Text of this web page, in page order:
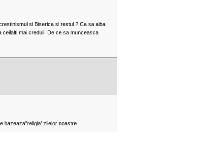
si Biserica si restul ? Ca sa aiba
ceilalti mai creduli. De ce sa munceasca
zilelor noastre